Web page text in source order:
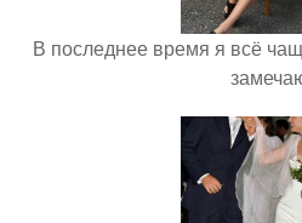
В последнее время я всё